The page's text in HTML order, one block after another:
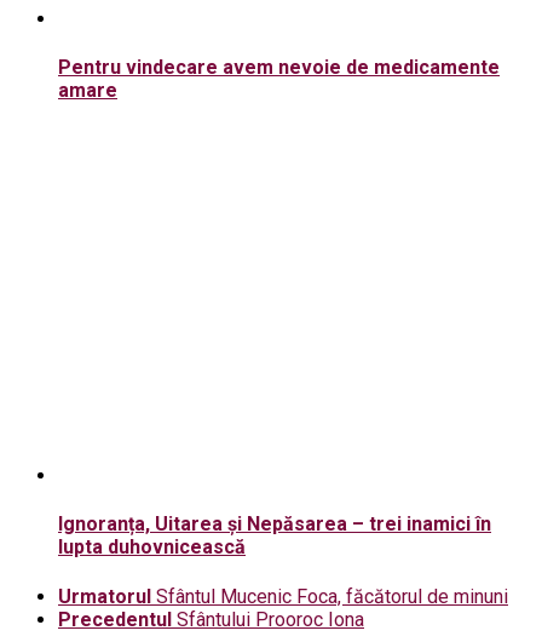
Pentru vindecare avem nevoie de medicamente
amare
Ignoranța, Uitarea și Nepăsarea – trei inamici în
lupta duhovnicească
Urmatorul Sfântul Mucenic Foca, făcătorul de minuni
Precedentul Sfântului Prooroc Iona